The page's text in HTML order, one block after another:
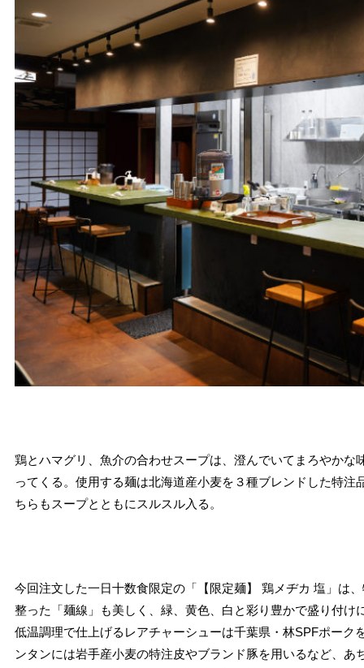
秦野・伊勢原エリア
その他
鶏とハマグリ、魚介の合わせスープは、澄んでいてまろやか
ってくる。使用する麺は北海道産小麦を３種ブレンドした特
ちらもスープとともにスルスル入る。
今回注文した一日十数食限定の「【限定麺】 鶏メヂカ 塩」は
整った「麺線」も美しく、緑、黄色、白と彩り豊かで盛り付け
低温調理で仕上げるレアチャーシューは千葉県・林SPFポー
ンタンには岩手産小麦の特注皮やブランド豚を用いるなど、あ